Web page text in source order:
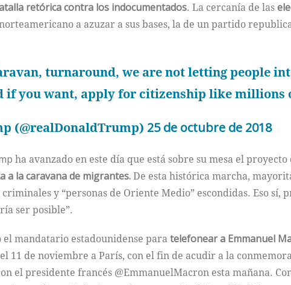
retórica contra los indocumentados. La cercanía de las
a azuzar a sus bases, la de un partido
turnaround, we are not letting people
if you want, apply for citizenship like millions
(@realDonaldTrump) 25 de octubre de 2018
ha avanzado en este día que está sobre su mesa el proyecto
a la caravana de migrantes.De esta histórica marcha,
y “personas de Oriente Medio” escondidas. Eso
ser posible”.
mandatario estadounidense paratelefonear a Emmanuel
11 de noviembre a París, con el fin de acudir a la
el presidente francés @EmmanuelMacron esta mañana.